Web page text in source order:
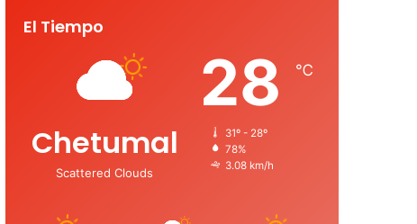
El Tiempo
Chetumal
Scattered Clouds
28 ℃
31º - 28º
78%
3.08 km/h